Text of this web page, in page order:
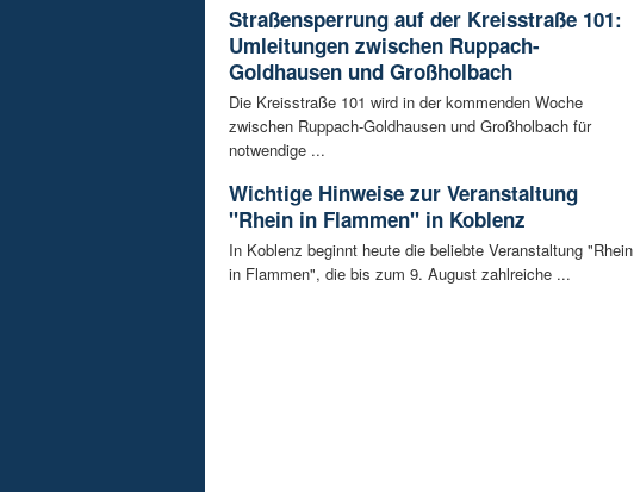
Straßensperrung auf der Kreisstraße 101:
Umleitungen zwischen Ruppach-
Goldhausen und Großholbach
Die Kreisstraße 101 wird in der kommenden Woche
zwischen Ruppach-Goldhausen und Großholbach für
notwendige ...
Wichtige Hinweise zur Veranstaltung
"Rhein in Flammen" in Koblenz
In Koblenz beginnt heute die beliebte Veranstaltung "Rhein
in Flammen", die bis zum 9. August zahlreiche ...